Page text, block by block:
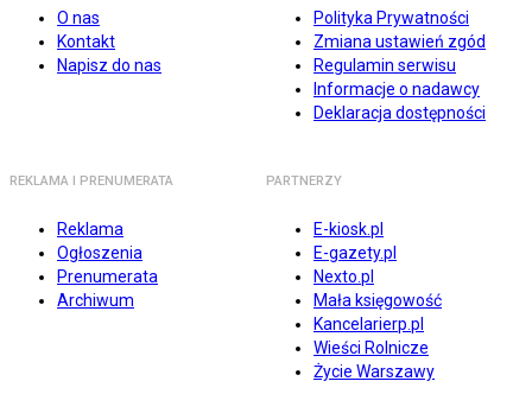
O nas
Kontakt
Napisz do nas
Polityka Prywatności
Zmiana ustawień zgód
Regulamin serwisu
Informacje o nadawcy
Deklaracja dostępności
REKLAMA I PRENUMERATA
Reklama
Ogłoszenia
Prenumerata
Archiwum
PARTNERZY
E-kiosk.pl
E-gazety.pl
Nexto.pl
Mała księgowość
Kancelarierp.pl
Wieści Rolnicze
Życie Warszawy